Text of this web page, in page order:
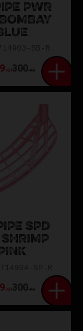
PWR
KR300KR
SPD
KR300KR